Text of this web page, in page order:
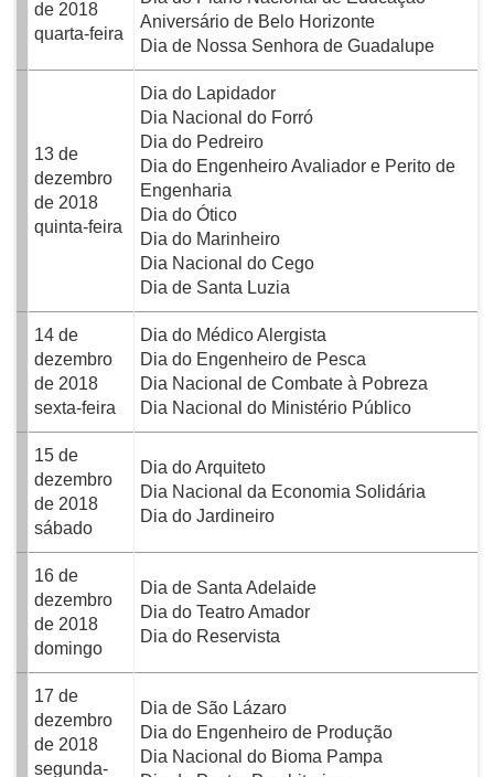
de 2018
quarta-feira
Aniversário de Belo Horizonte
Dia de Nossa Senhora de Guadalupe
13 de
dezembro
de 2018
quinta-feira
Dia do Lapidador
Dia Nacional do Forró
Dia do Pedreiro
Dia do Engenheiro Avaliador e Perito de
Engenharia
Dia do Ótico
Dia do Marinheiro
Dia Nacional do Cego
Dia de Santa Luzia
14 de
dezembro
de 2018
sexta-feira
Dia do Médico Alergista
Dia do Engenheiro de Pesca
Dia Nacional de Combate à Pobreza
Dia Nacional do Ministério Público
15 de
dezembro
de 2018
sábado
Dia do Arquiteto
Dia Nacional da Economia Solidária
Dia do Jardineiro
16 de
dezembro
de 2018
domingo
Dia de Santa Adelaide
Dia do Teatro Amador
Dia do Reservista
17 de
dezembro
de 2018
segunda-
Dia de São Lázaro
Dia do Engenheiro de Produção
Dia Nacional do Bioma Pampa